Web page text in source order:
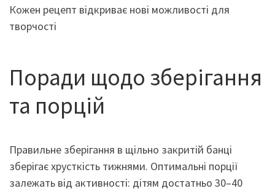
Кожен рецепт відкриває нові можливості для
творчості
Поради щодо зберігання
та порцій
Правильне зберігання в щільно закритій банці
зберігає хрусткість тижнями. Оптимальні порції
залежать від активності: дітям достатньо 30–40